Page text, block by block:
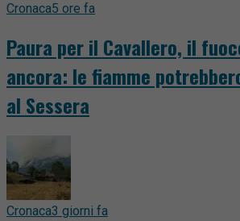
Cronaca5 ore fa
Paura per il Cavallero, il
ancora: le fiamme
al Sessera
Cronaca3 giorni fa